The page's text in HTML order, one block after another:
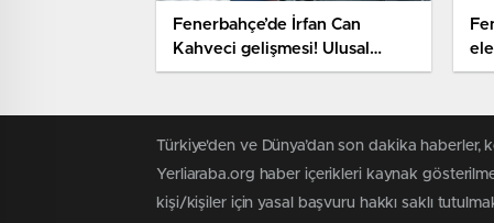
Fenerbahçe’de İrfan Can
Kahveci gelişmesi! Ulusal
Ekip’te kendini gösterdi
Türkiye'den ve Dünya’dan son dakika haberler,
Yerliaraba.org haber içerikleri kaynak
kişi/kişiler için yasal başvuru hakkı saklı